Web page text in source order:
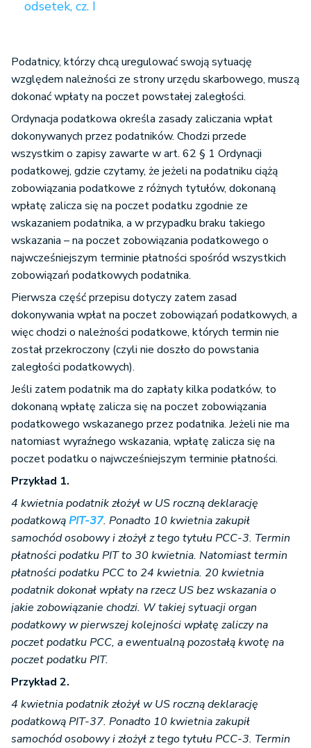
odsetek, cz. I
Podatnicy, którzy chcą uregulować swoją sytuację
względem należności ze strony urzędu skarbowego, muszą
dokonać wpłaty na poczet powstałej zaległości.
Ordynacja podatkowa określa zasady zaliczania wpłat
dokonywanych przez podatników. Chodzi przede
wszystkim o zapisy zawarte w art. 62 § 1 Ordynacji
podatkowej, gdzie czytamy, że jeżeli na podatniku ciążą
zobowiązania podatkowe z różnych tytułów, dokonaną
wpłatę zalicza się na poczet podatku zgodnie ze
wskazaniem podatnika, a w przypadku braku takiego
wskazania – na poczet zobowiązania podatkowego o
najwcześniejszym terminie płatności spośród wszystkich
zobowiązań podatkowych podatnika.
Pierwsza część przepisu dotyczy zatem zasad
dokonywania wpłat na poczet zobowiązań podatkowych, a
więc chodzi o należności podatkowe, których termin nie
został przekroczony (czyli nie doszło do powstania
zaległości podatkowych).
Jeśli zatem podatnik ma do zapłaty kilka podatków, to
dokonaną wpłatę zalicza się na poczet zobowiązania
podatkowego wskazanego przez podatnika. Jeżeli nie ma
natomiast wyraźnego wskazania, wpłatę zalicza się na
poczet podatku o najwcześniejszym terminie płatności.
Przykład 1.
4 kwietnia podatnik złożył w US roczną deklarację
podatkowąPIT-37. Ponadto 10 kwietnia zakupił
samochód osobowy i złożył z tego tytułu PCC-3. Termin
płatności podatku PIT to 30 kwietnia. Natomiast termin
płatności podatku PCC to 24 kwietnia. 20 kwietnia
podatnik dokonał wpłaty na rzecz US bez wskazania o
jakie zobowiązanie chodzi. W takiej sytuacji organ
podatkowy w pierwszej kolejności wpłatę zaliczy na
poczet podatku PCC, a ewentualną pozostałą kwotę na
poczet podatku PIT.
Przykład 2.
4 kwietnia podatnik złożył w US roczną deklarację
podatkową PIT-37. Ponadto 10 kwietnia zakupił
samochód osobowy i złożył z tego tytułu PCC-3. Termin